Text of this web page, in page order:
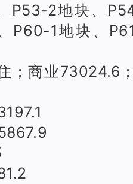
P53-2地块、
P60-1地块、
；商业73024.6